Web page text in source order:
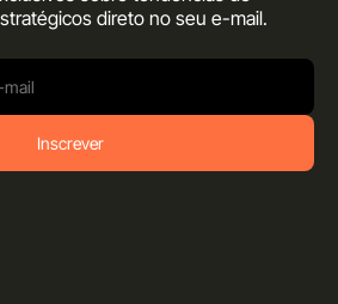
direto no seu e-mail.
Inscrever